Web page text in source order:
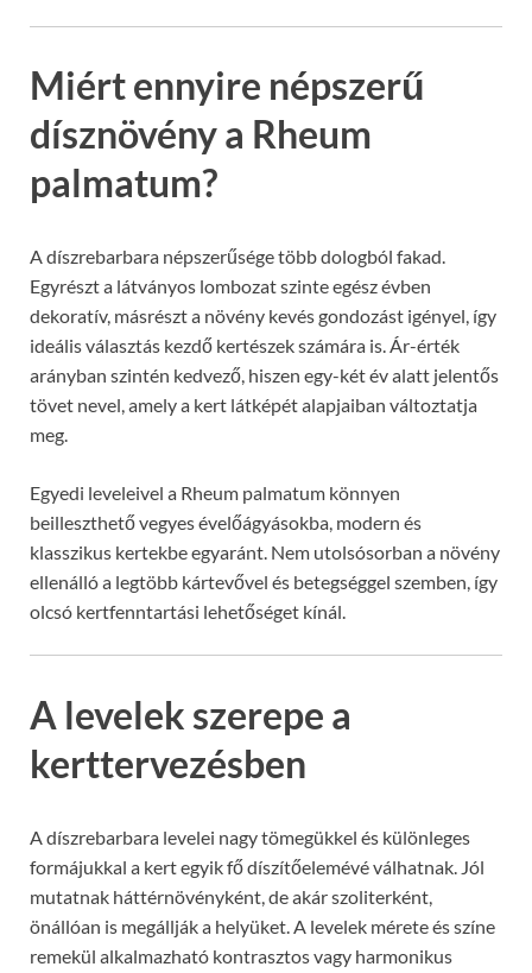
Miért ennyire népszerű
dísznövény a Rheum
palmatum?
A díszrebarbara népszerűsége több dologból fakad.
Egyrészt a látványos lombozat szinte egész évben
dekoratív, másrészt a növény kevés gondozást igényel, így
ideális választás kezdő kertészek számára is. Ár-érték
arányban szintén kedvező, hiszen egy-két év alatt jelentős
tövet nevel, amely a kert látképét alapjaiban változtatja
meg.
Egyedi leveleivel a Rheum palmatum könnyen
beilleszthető vegyes évelőágyásokba, modern és
klasszikus kertekbe egyaránt. Nem utolsósorban a növény
ellenálló a legtöbb kártevővel és betegséggel szemben, így
olcsó kertfenntartási lehetőséget kínál.
A levelek szerepe a
kerttervezésben
A díszrebarbara levelei nagy tömegükkel és különleges
formájukkal a kert egyik fő díszítőelemévé válhatnak. Jól
mutatnak háttérnövényként, de akár szoliterként,
önállóan is megállják a helyüket. A levelek mérete és színe
remekül alkalmazható kontrasztos vagy harmonikus